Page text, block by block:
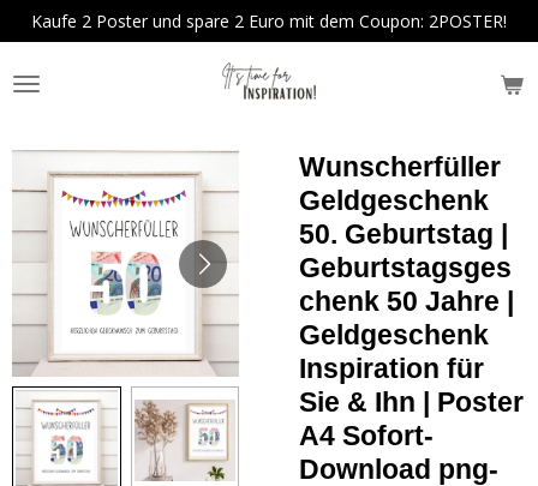
Zum
Hauptinhalt
springen
Kaufe 2 Poster und spare 2 Euro mit dem Coupon: 2POSTER!
Wunscherfüller
Geldgeschenk
50. Geburtstag |
Geburtstagsges
chenk 50 Jahre |
Geldgeschenk
Inspiration für
Sie & Ihn | Poster
A4 Sofort-
Download png-